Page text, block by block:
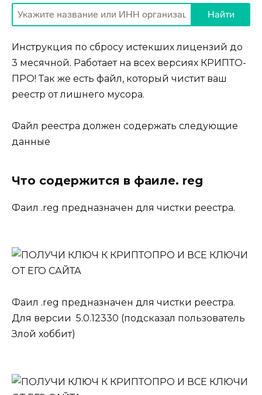
Инструкция по сбросу истекших лицензий до
3 месячной. Работает на всех версиях КРИПТО-
ПРО! Так же есть файл, который чистит ваш
реестр от лишнего мусора.
Файл реестра должен содержать следующие
данные
Что содержится в фаиле. reg
Фаил .reg предназначен для чистки реестра.
Фаил .reg предназначен для чистки реестра.
Для версии 5.0.12330 (подсказал пользователь
Злой хоббит)